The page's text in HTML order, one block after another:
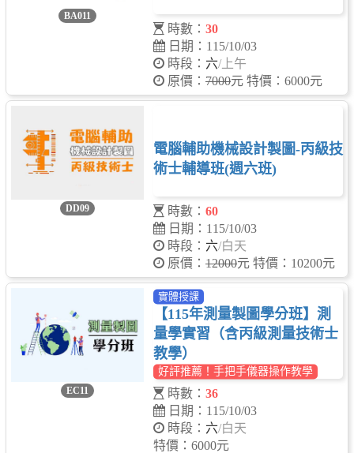
BA011
時數： 30
日期：115/10/03
時段： 六/上午
原價： 7000元 特價：6000元
DD09
電腦輔助機械設計製圖-丙級技
術士輔導班(週六班)
時數： 60
日期：115/10/03
時段： 六/白天
原價： 12000元 特價：10200元
EC11
實體授課
【115年測量製圖學分班】測
量學實習（含丙級測量技術士
教學）
好評推薦！手把手儀器操作教學
時數： 36
日期：115/10/03
時段： 六/白天
特價：6000元